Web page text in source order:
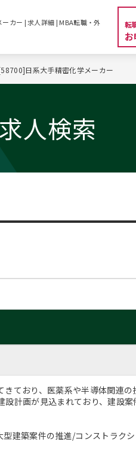
カー | 求人詳細 | MBA転職・外
転
日系大手精密化学メーカー
求人検索
ており、医薬系や半導体関連
計画が見込まれており、建設
建築案件の推進/コンストラク